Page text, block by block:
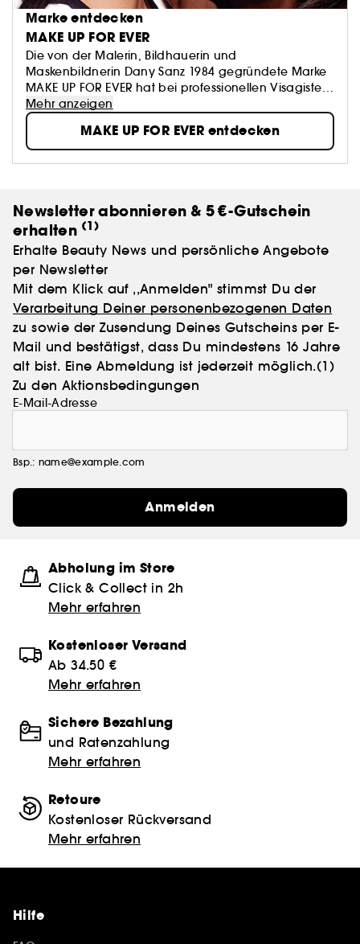
Marke entdecken
MAKE UP FOR EVER
Die von der Malerin, Bildhauerin und
Maskenbildnerin Dany Sanz 1984 gegründete Marke
MAKE UP FOR EVER hat bei professionellen Visagisten
Kultstatus erreicht.
Die MAKE UP FOR EVER Produkte werden von Make-
up-Artists und Promis ebenso verwendet wie vom
breiten Publikum. Alle können sich damit schöner
aussehen lassen, aber vor allem auch ausdrücken.
Mehr anzeigen
MAKE UP FOR EVER entdecken
Newsletter abonnieren & 5 €-Gutschein
erhalten (1)
Erhalte Beauty News und persönliche Angebote
per Newsletter
Mit dem Klick auf ,,Anmelden" stimmst Du der
Verarbeitung Deiner personenbezogenen Daten
zu sowie der Zusendung Deines Gutscheins per E-
Mail und bestätigst, dass Du mindestens 16 Jahre
alt bist. Eine Abmeldung ist jederzeit möglich.(1)
Zu den Aktionsbedingungen
E-Mail-Adresse
Bsp.: name@example.com
Anmelden
Abholung im Store
Click & Collect in 2h
Mehr erfahren
Kostenloser Versand
Ab 34.50 €
Mehr erfahren
Sichere Bezahlung
und Ratenzahlung
Mehr erfahren
Retoure
Kostenloser Rückversand
Mehr erfahren
Hilfe